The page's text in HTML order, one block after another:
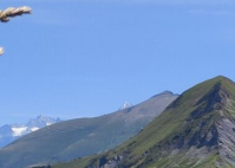
contenu